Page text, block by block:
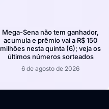
Mega-Sena não tem ganhador,
acumula e prêmio vai a R$ 150
milhões nesta quinta (6); veja os
últimos números sorteados
6 de agosto de 2026